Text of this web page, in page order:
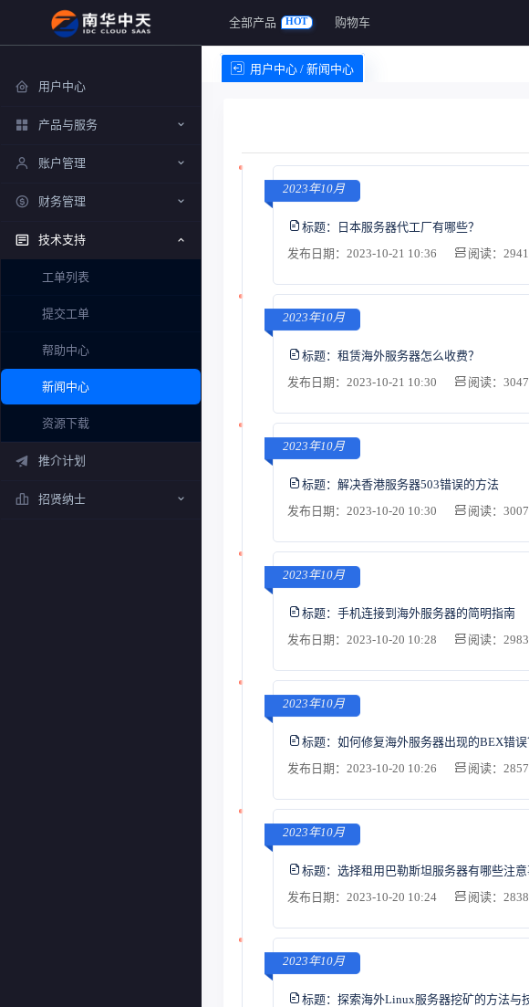
全部产品 HOT 购物车
用户中心 / 新闻中心
用户中心
产品与服务
账户管理
财务管理
技术支持
工单列表
提交工单
帮助中心
新闻中心
资源下载
推介计划
招贤纳士
2023年10月
标题：
日本服务器代工厂有哪些？
发布日期：2023-10-21 10:36
阅读：2941
2023年10月
标题： 租赁海外服务器怎么收费？
发布日期：2023-10-21 10:30
阅读：3047
2023年10月
标题： 解决香港服务器503错误的方法
发布日期：2023-10-20 10:30
阅读：3007
2023年10月
标题： 手机连接到海外服务器的简明指南
发布日期：2023-10-20 10:28
阅读：2983
2023年10月
标题： 如何修复海外服务器出现的BEX错误
发布日期：2023-10-20 10:26
阅读：2857
2023年10月
标题： 选择租用巴勒斯坦服务器有哪些注意
发布日期：2023-10-20 10:24
阅读：2838
2023年10月
标题： 探索海外Linux服务器挖矿的方法与